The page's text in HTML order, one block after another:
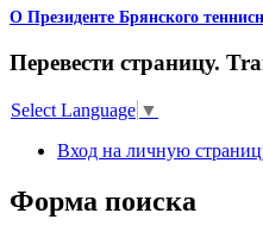
О Президенте Брянского
Перевести страницу.
Select Language ▼
Вход на личную
Форма поиска